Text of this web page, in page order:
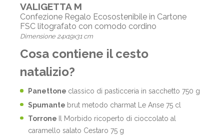
VALIGETTA M
Confezione Regalo Ecosostenibile in Cartone
FSC litografato con comodo cordino
Dimensione 24x19x31 cm
Cosa contiene il cesto
natalizio?
Panettone classico di pasticceria in sacchetto 750 g
Spumante brut metodo charmat Le Anse 75 cl
Torrone
Il Morbido ricoperto di cioccolato al
caramello salato Cestaro 75 g